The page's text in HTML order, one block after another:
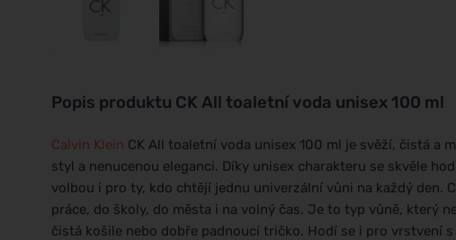
Popis produktu CK All toaletní voda unisex 100 ml
Calvin Klein CK All toaletní voda unisex 100 ml je svěží, čistá a
styl a nenucenou eleganci. Díky unisex charakteru se skvěle
volbou i pro ty, kdo chtějí jednu univerzální vůni na každý den.
práce, do školy, do města i na volný čas. Je to typ vůně, který
čistá košile nebo dobře padnoucí tričko. Hodí se i pro vrstvení